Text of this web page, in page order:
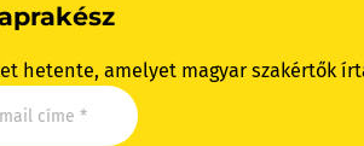
hetente, amelyet magyar szakértők